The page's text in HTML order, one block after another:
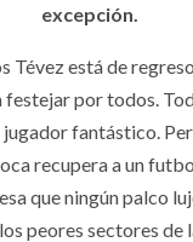
excepción.
Tévez está de
festejar por todos.
jugador fantástico.
recupera a un
que ningún palco
peores sectores de